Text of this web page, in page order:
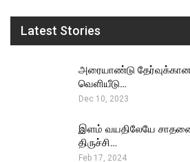
Latest Stories
அரையாண்டு
வெளியீடு…
Dec 10, 2023
இளம் வயதிலேயே சாதனை
திருச்சி…
Feb 17, 2024